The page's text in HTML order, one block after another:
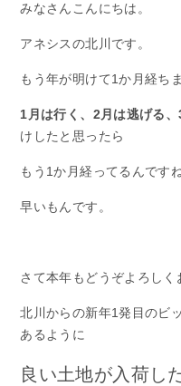
みなさんこんにちは。
アネシスの北川です。
もう年が明けて1か月経ちま
1月は行く、2月は逃げる、
けしたと思ったら
もう1か月経ってるんですね
早いもんです。
さて本年もどうぞよろしく
北川からの新年1発目のビ
あるように
良い土地が入荷し